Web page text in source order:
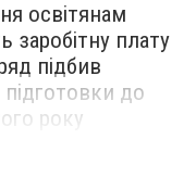
освітянам
заробітну плату
підбив
до
року